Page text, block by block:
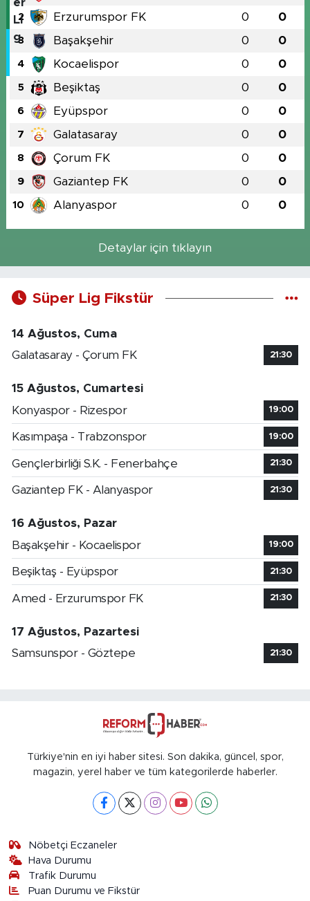
2 Erzurumspor FK 0 0
3 Başakşehir 0 0
4 Kocaelispor 0 0
5 Beşiktaş 0 0
6 Eyüpspor 0 0
7 Galatasaray 0 0
8 Çorum FK 0 0
9 Gaziantep FK 0 0
10 Alanyaspor 0 0
Detaylar için tıklayın
Süper Lig Fikstür
14 Ağustos, Cuma
Galatasaray - Çorum FK
21:30
15 Ağustos, Cumartesi
Konyaspor - Rizespor
19:00
Kasımpaşa - Trabzonspor 19:00
Gençlerbirliği S.K. - Fenerbahçe 21:30
Gaziantep FK - Alanyaspor 21:30
16 Ağustos, Pazar
Başakşehir - Kocaelispor
19:00
Beşiktaş - Eyüpspor 21:30
Amed - Erzurumspor FK 21:30
17 Ağustos, Pazartesi
Samsunspor - Göztepe
21:30
Türkiye'nin en iyi haber sitesi. Son dakika, güncel, spor,
magazin, yerel haber ve tüm kategorilerde haberler.
Nöbetçi Eczaneler
Hava Durumu
Trafik Durumu
Puan Durumu ve Fikstür